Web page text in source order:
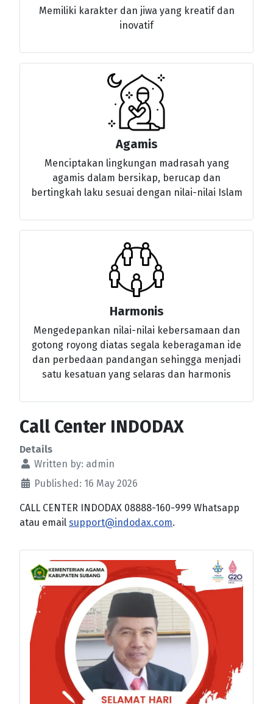
Memiliki karakter dan jiwa yang kreatif dan
inovatif
Agamis
Menciptakan lingkungan madrasah yang
agamis dalam bersikap, berucap dan
bertingkah laku sesuai dengan nilai-nilai Islam
Harmonis
Mengedepankan nilai-nilai kebersamaan dan
gotong royong diatas segala keberagaman ide
dan perbedaan pandangan sehingga menjadi
satu kesatuan yang selaras dan harmonis
Call Center INDODAX
Details
Written by: admin
Published: 16 May 2026
CALL CENTER INDODAX 08888-160-999 Whatsapp
atau email support@indodax.com.